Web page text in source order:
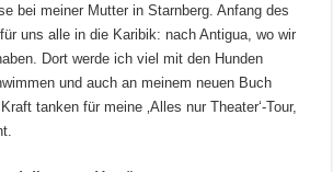
bei meiner Mutter in Starnberg. Anfang des
uns alle in die Karibik: nach Antigua, wo wir
Dort werde ich viel mit den Hunden
und auch an meinem neuen Buch
tanken für meine ‚Alles nur Theater‘-Tour,